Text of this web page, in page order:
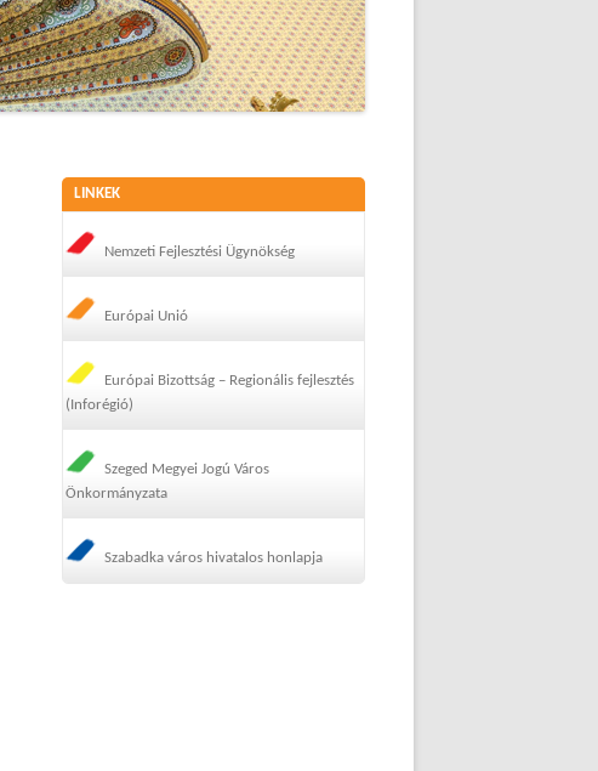
LINKEK
Nemzeti Fejlesztési Ügynökség
Európai Unió
Európai Bizottság – Regionális fejlesztés
(Inforégió)
Szeged Megyei Jogú Város
Önkormányzata
Szabadka város hivatalos honlapja